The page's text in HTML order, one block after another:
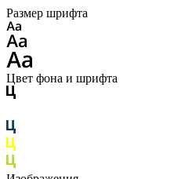
Размер шрифта
Цвет фона и шрифта